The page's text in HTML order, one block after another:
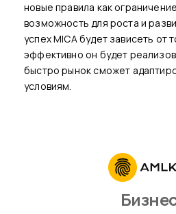
новые правила как
возможность для роста и
успех MICA будет зависеть от
эффективно он будет
быстро рынок сможет
условиям.